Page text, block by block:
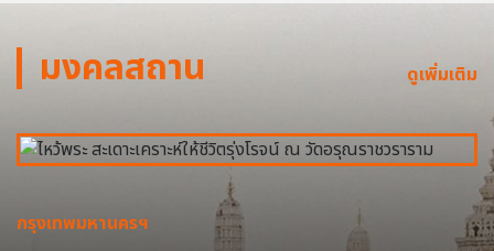
มงคลสถาน ดูเพิ่มเติม
กรุงเทพมหานครฯ